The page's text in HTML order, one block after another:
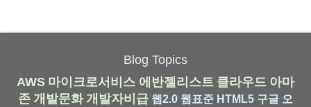
Blog Topics
AWS 마이크로서비스 에반젤리스트 클라우드 아마
존 개발문화 개발자비급 웹2.0 웹표준 HTML5 구글 오